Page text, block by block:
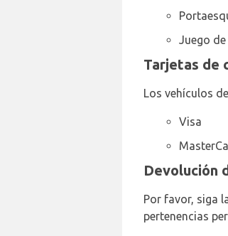
Juego
Tarjetas de
Los vehículos
Visa
Devolución
Por favor, siga
pertenencias